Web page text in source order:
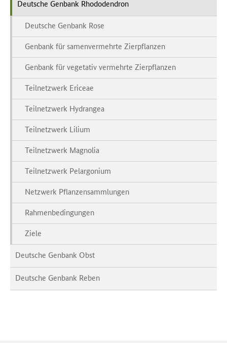
Deutsche Genbank Rhododendron
Deutsche Genbank Rose
Genbank für samenvermehrte Zierpflanzen
Genbank für vegetativ vermehrte Zierpflanzen
Teilnetzwerk Ericeae
Teilnetzwerk Hydrangea
Teilnetzwerk Lilium
Teilnetzwerk Magnolia
Teilnetzwerk Pelargonium
Netzwerk Pflanzensammlungen
Rahmenbedingungen
Ziele
Deutsche Genbank Obst
Deutsche Genbank Reben